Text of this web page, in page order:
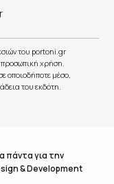
του portoni.gr
προσωπική χρήση.
οποιοδήποτε μέσο,
του εκδότη.
για την
& Development